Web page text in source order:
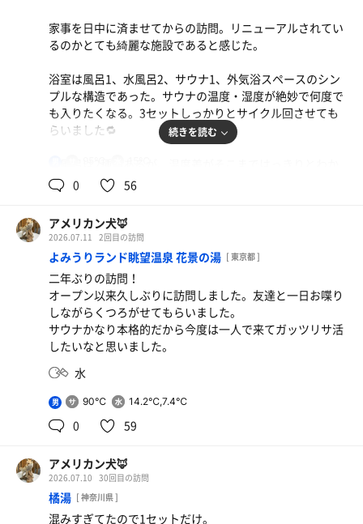
水
家事を日中に済ませてからの訪問。リニューアルされてい
るのかとても綺麗な施設であると感じた。
浴室は風呂1、水風呂2、サウナ1、外気浴スペースのシン
プルな構造であった。サウナの温度・湿度が絶妙で何度で
も入りたくなる。3セットしっかりとサイクル回させても
らいました🔁
らなかった。右の方が冷たいのか？
外気浴スペースは埋まっていることが多い。そのため2/3
セットは洗い場のイスで整った。
気持ち良い！！
ポカリスエット
続きを読む
0 56
アメリカン犬🦊
2026.07.11 2回目の訪問
よみうりランド眺望温泉 花景の湯 [ 東京都 ]
二年ぶりの訪問！
オープン以来久しぶりに訪問しました。友達と一日お喋り
しながらくつろがせてもらいました。
サウナかなり本格的だから今度は一人で来てガッツリサ活
したいなと思いました。
水
男 90℃ 14.2℃,7.4℃
0 59
アメリカン犬🦊
2026.07.10 30回目の訪問
橘湯 [ 神奈川県 ]
混みすぎてたので1セットだけ。